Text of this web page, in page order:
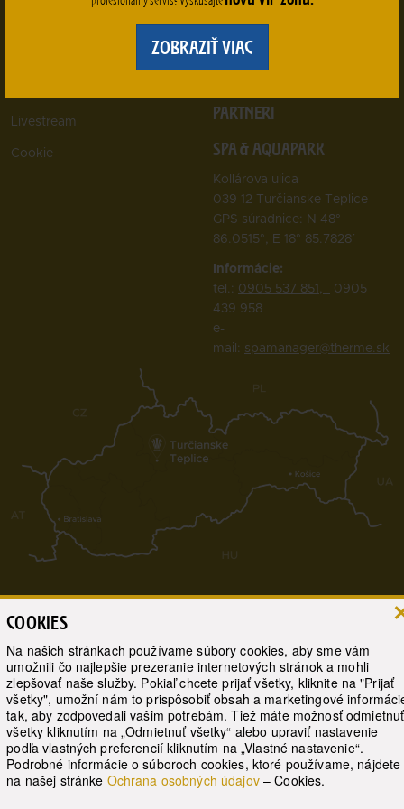
ZOBRAZIŤ VIAC
COOKIES
Na našich stránkach používame súbory cookies, aby sme vám
umožnili čo najlepšie prezeranie internetových stránok a mohli
zlepšovať naše služby. Pokiaľ chcete prijať všetky, kliknite na "Prijať
všetky", umožní nám to prispôsobiť obsah a marketingové
tak, aby zodpovedali vašim potrebám. Tiež máte možnosť odmietnuť
všetky kliknutím na „Odmietnuť všetky“ alebo upraviť nastavenie
podľa vlastných preferencií kliknutím na „Vlastné nastavenie“.
Podrobné informácie o súboroch cookies, ktoré používame, nájdete
na našej stránke Ochrana osobných údajov– Cookies.
Návštevný poriadok
Livestream
Cookie
TEBA
OCHRANA OSOBNÝCH
PARTNERI
SPA & AQUAPARK
Kollárova ulica
039 12 Turčianske Teplice
GPS súradnice: N 48°
86.0515°, E 18° 85.7828΄
Informácie:
tel.: 0905 537 851,
0905
439 958
e-
mail: spamanager@therme.sk
Live webcamera
© 2017 Slovenské liečebné kúpele Turčianske Teplice, a.s.
Web by WebCreators.sk| Webhosting- HostCreators